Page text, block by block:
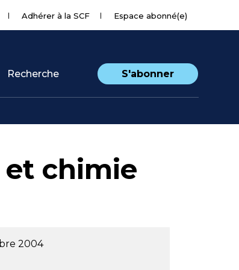
Adhérer à la SCF Espace abonné(e)
Recherche S'abonner
et chimie
2004